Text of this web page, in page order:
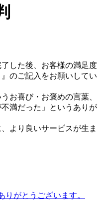
した後、お客様の満足度
のご記入をお願いしてい
お喜び・お褒めの言葉、
満だった」というありが
より良いサービスが生ま